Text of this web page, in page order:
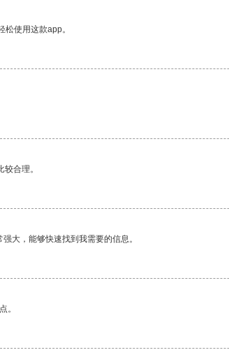
使用这款app。
合理。
大，能够快速找到我需要的信息。
。